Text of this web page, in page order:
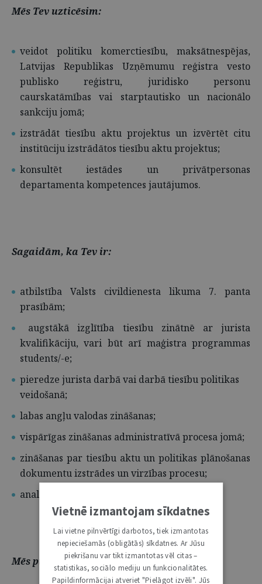
Mēs Tev uzticēsim:
veidot politiku komerctiesību, maksātnespējas,
Latvijas Republikas Uzņēmumu reģistra vesto
publisko reģistru, juridisko personu
caurskatāmības vai starptautisko un nacionālo
sankciju jomā;
izstrādāt tiesību aktu projektus un izvērtēt citu
institūciju izstrādātos tiesību aktu projektus;
konsultēt iestādes un privātpersonas
departamenta kompetences jautājumos.
Sagaidām, ka Tev ir:
atbilstība Valsts civildienesta likuma 7. panta
prasībām;
augstākā izglītība tiesību zinātnē ar jurista
kvalifikāciju, vari būt arī maģistra programmas
students/-e;
pieredze jurista darbā vai darbā tiesību politikas
veidošanā;
labas angļu valodas zināšanas;
vispārīgas zināšanas administratīvā procesa jomā;
zināšanas par tiesību aktu un politikas plānošanas
dokumentu izstrādes un virzības procesu;
analītiskā domāšana, patstāvība un iniciatīva.
Mēs piedāvājam:
Vietnē izmantojam sīkdatnes
Lai vietne pilnvērtīgi darbotos, tiek izmantotas
nepieciešamās (obligātās) sīkdatnes. Ar Jūsu
piekrišanu var tikt izmantotas vēl citas –
statistikas, sociālo mediju un funkcionalitātes.
Papildinformācijai atveriet "Pielāgot izvēli". Jūs